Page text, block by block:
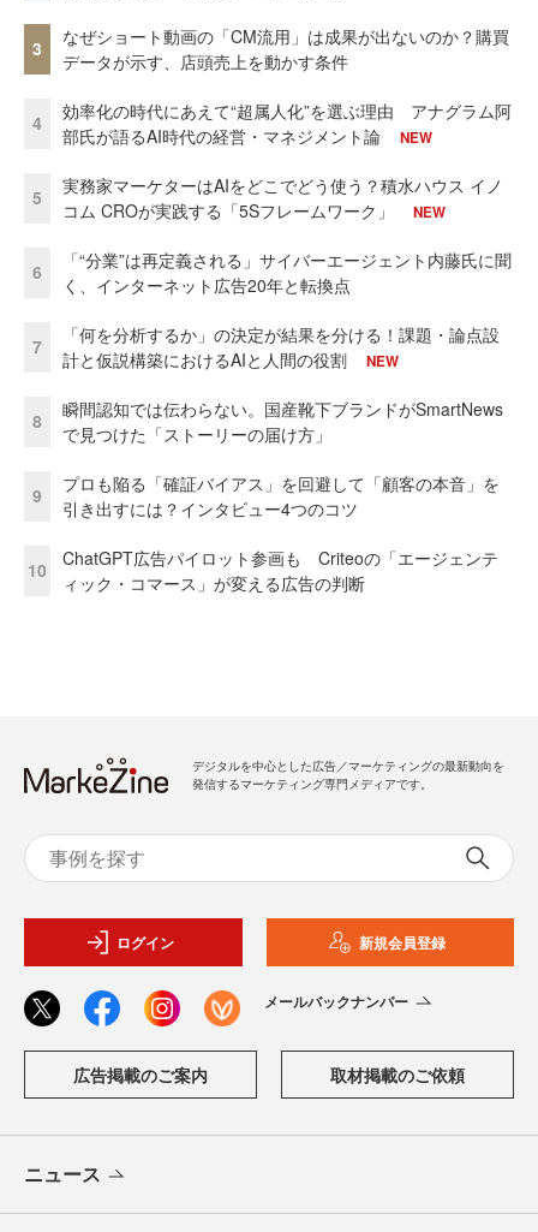
3
なぜショート動画の「CM流用」は成果が出ないのか？購買
データが示す、店頭売上を動かす条件
4
効率化の時代にあえて“超属人化”を選ぶ理由 アナグラム阿
部氏が語るAI時代の経営・マネジメント論
NEW
5
実務家マーケターはAIをどこでどう使う？積水ハウス イノ
コム CROが実践する「5Sフレームワーク」
NEW
6
「“分業”は再定義される」サイバーエージェント内藤氏に聞
く、インターネット広告20年と転換点
7
「何を分析するか」の決定が結果を分ける！課題・論点設
計と仮説構築におけるAIと人間の役割
NEW
8
瞬間認知では伝わらない。国産靴下ブランドがSmartNews
で見つけた「ストーリーの届け方」
9
プロも陥る「確証バイアス」を回避して「顧客の本音」を
引き出すには？インタビュー4つのコツ
10
ChatGPT広告パイロット参画も Criteoの「エージェンテ
ィック・コマース」が変える広告の判断
デジタルを中心とした広告／マーケティングの最新動向を
発信するマーケティング専門メディアです。
ログイン 新規会員登録
メールバックナンバー
広告掲載のご案内 取材掲載のご依頼
ニュース